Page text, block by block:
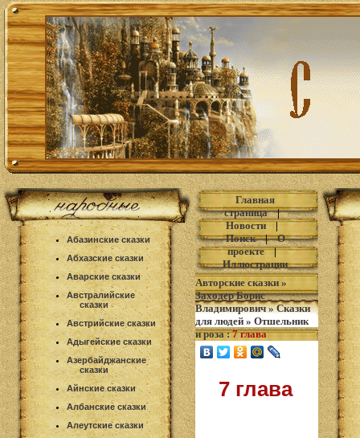
Абазинские сказки
Абхазские сказки
Аварские сказки
Австралийские
сказки
Австрийские сказки
Адыгейские сказки
Азербайджанские
сказки
Айнские сказки
Албанские сказки
Алеутские сказки
Главная
страница|
Новости|
Поиск|О
проекте|
Иллюстрации
Авторские сказки »
Заходер Борис
Владимирович»Сказки
для людей » Отшельник
и роза: 7 глава
7 глава